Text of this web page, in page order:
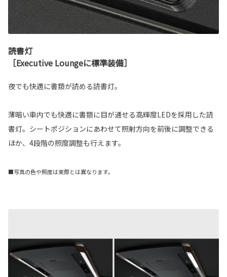
読書灯
［Executive Loungeに標準装備］
夜でも快適に書類が読める読書灯。
薄暗い車内でも快適に書類に目が通せる高輝度LEDを採用した読
書灯。シートポジションにあわせて照射方向を前後に調整できる
ほか、4段階の照度調整も行えます。
■写真の色や照度は実際とは異なります。